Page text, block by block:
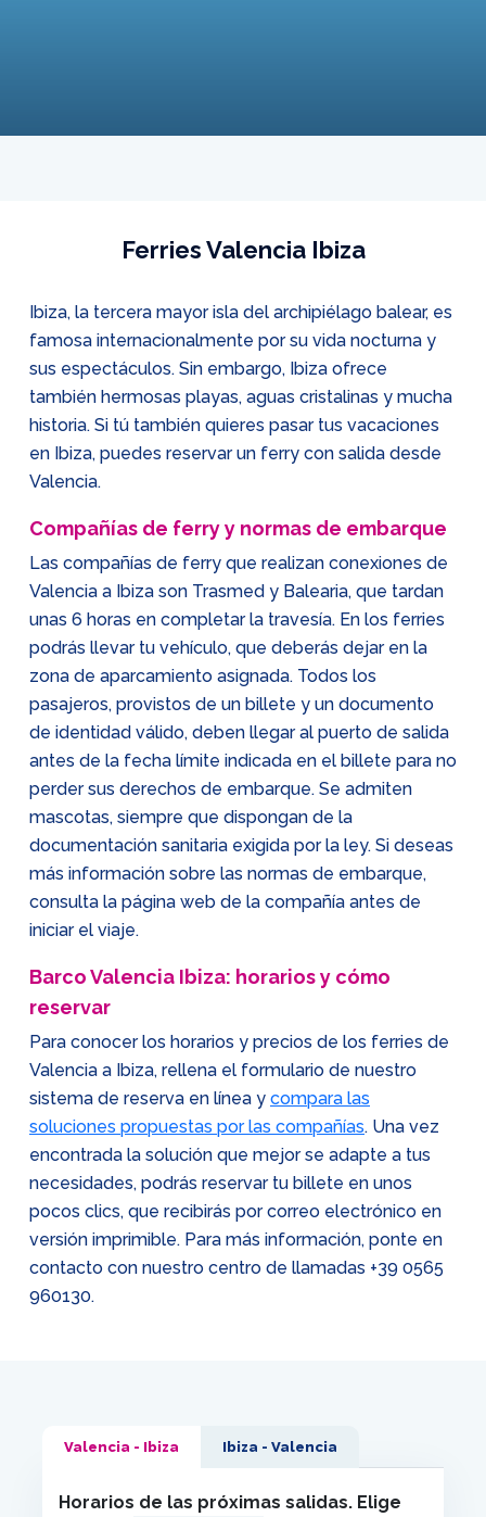
Ferries Valencia Ibiza
Ibiza, la tercera mayor isla del archipiélago balear, es
famosa internacionalmente por su vida nocturna y
sus espectáculos. Sin embargo, Ibiza ofrece
también hermosas playas, aguas cristalinas y mucha
historia. Si tú también quieres pasar tus vacaciones
en Ibiza, puedes reservar un ferry con salida desde
Valencia.
Compañías de ferry y normas de embarque
Las compañías de ferry que realizan conexiones de
Valencia a Ibiza son Trasmed y Balearia, que tardan
unas 6 horas en completar la travesía. En los ferries
podrás llevar tu vehículo, que deberás dejar en la
zona de aparcamiento asignada. Todos los
pasajeros, provistos de un billete y un documento
de identidad válido, deben llegar al puerto de salida
antes de la fecha límite indicada en el billete para no
perder sus derechos de embarque. Se admiten
mascotas, siempre que dispongan de la
documentación sanitaria exigida por la ley. Si deseas
más información sobre las normas de embarque,
consulta la página web de la compañía antes de
iniciar el viaje.
Barco Valencia Ibiza: horarios y cómo
reservar
Para conocer los horarios y precios de los ferries de
Valencia a Ibiza, rellena el formulario de nuestro
sistema de reserva en línea y compara las
soluciones propuestas por las compañías. Una vez
encontrada la solución que mejor se adapte a tus
necesidades, podrás reservar tu billete en unos
pocos clics, que recibirás por correo electrónico en
versión imprimible. Para más información, ponte en
contacto con nuestro centro de llamadas +39 0565
960130.
Valencia - Ibiza Ibiza - Valencia
Horarios de las próximas salidas. Elige